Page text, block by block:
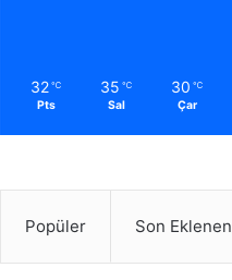
32 ℃
Pts
35 ℃
Sal
30 ℃
Çar
Popüler Son Eklenen